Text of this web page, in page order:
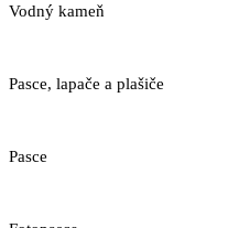
Vodný kameň
Pasce, lapače a plašiče
Pasce